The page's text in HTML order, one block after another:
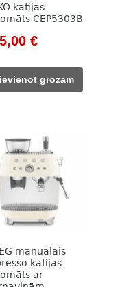
kafijas
CEP5303B
€.
€Current
125,00 €.
grozam
manuālais
kafijas
ar